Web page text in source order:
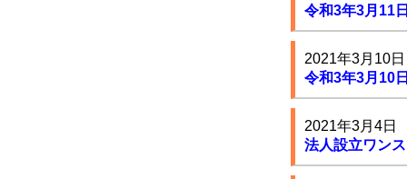
令和3年3月11
2021年3月10日
令和3年3月10
2021年3月4日
法人設立ワン